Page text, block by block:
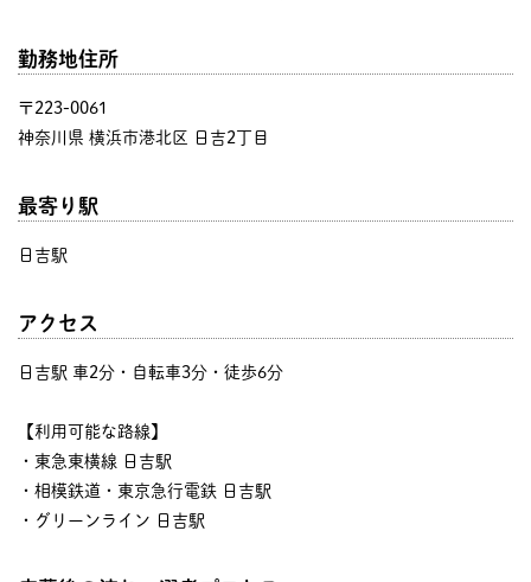
勤務地住所
〒223-0061
神奈川県 横浜市港北区 日吉2丁目
最寄り駅
日吉駅
アクセス
日吉駅 車2分・自転車3分・徒歩6分
【利用可能な路線】
・東急東横線 日吉駅
・相模鉄道・東京急行電鉄 日吉駅
・グリーンライン 日吉駅